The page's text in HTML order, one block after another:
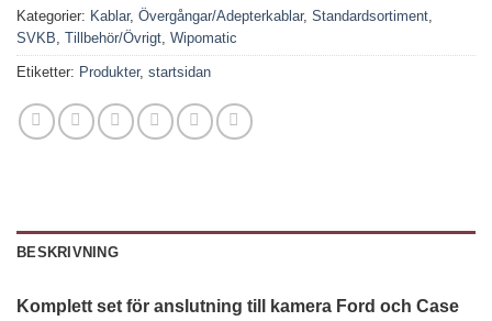
Kategorier: Kablar, Övergångar/Adepterkablar, Standardsortiment,
SVKB, Tillbehör/Övrigt, Wipomatic
Etiketter: Produkter, startsidan
BESKRIVNING
Komplett set för anslutning till kamera Ford och Case